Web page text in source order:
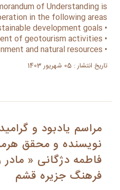
of Understanding is
in the following areas:
• Achieving sustainable development goals
• Enhancement of geotourism activities.
• Conserving the environment and natural resources
تاریخ انتشار : 05 شهریور 1403
مراسم یادبود و
نویسنده و محقق
فاطمه دژگانی « مادر
فرهنگ جزیره قشم